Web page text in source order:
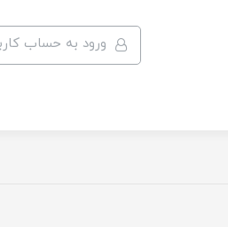
ورود به حساب